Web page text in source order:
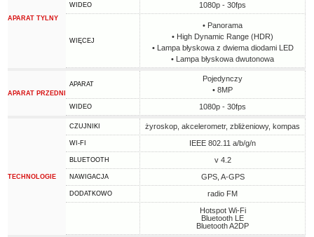
APARAT TYLNY
WIDEO 1080p - 30fps
WIĘCEJ
• Panorama
• High Dynamic Range (HDR)
• Lampa błyskowa z dwiema diodami LED
• Lampa błyskowa dwutonowa
APARAT PRZEDNI
APARAT
Pojedynczy
• 8MP
WIDEO 1080p - 30fps
TECHNOLOGIE
CZUJNIKI żyroskop, akcelerometr, zbliżeniowy, kompas
WI-FI IEEE 802.11 a/b/g/n
BLUETOOTH v 4.2
NAWIGACJA GPS, A-GPS
DODATKOWO
radio FM
Hotspot Wi-Fi
Bluetooth LE
Bluetooth A2DP